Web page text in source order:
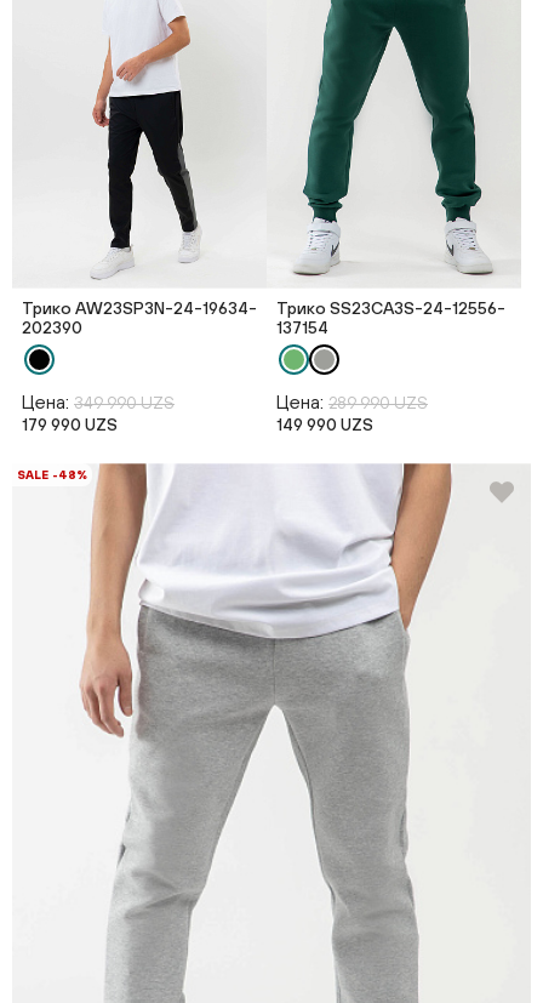
Трико AW23SP3N-24-19634-
202390
Цена: 349 990 UZS
179 990 UZS
Трико SS23CA3S-24-12556-
137154
Цена: 289 990 UZS
149 990 UZS
SALE -48%